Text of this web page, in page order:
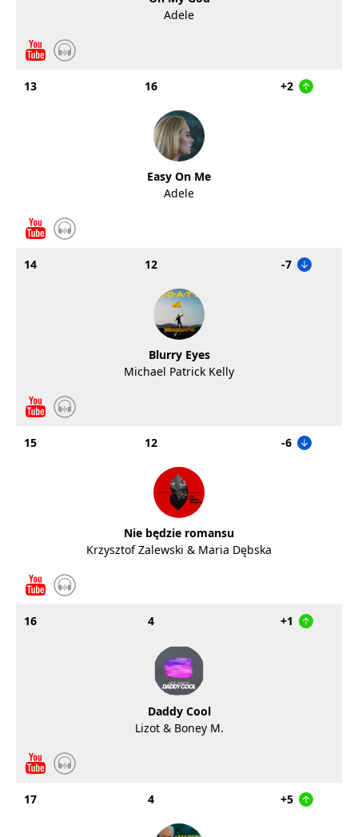
Adele
13 16 +2
Easy On Me
Adele
14 12 -7
Blurry Eyes
Michael Patrick Kelly
15 12 -6
Nie będzie romansu
Krzysztof Zalewski & Maria Dębska
16 4 +1
Daddy Cool
Lizot & Boney M.
17 4 +5